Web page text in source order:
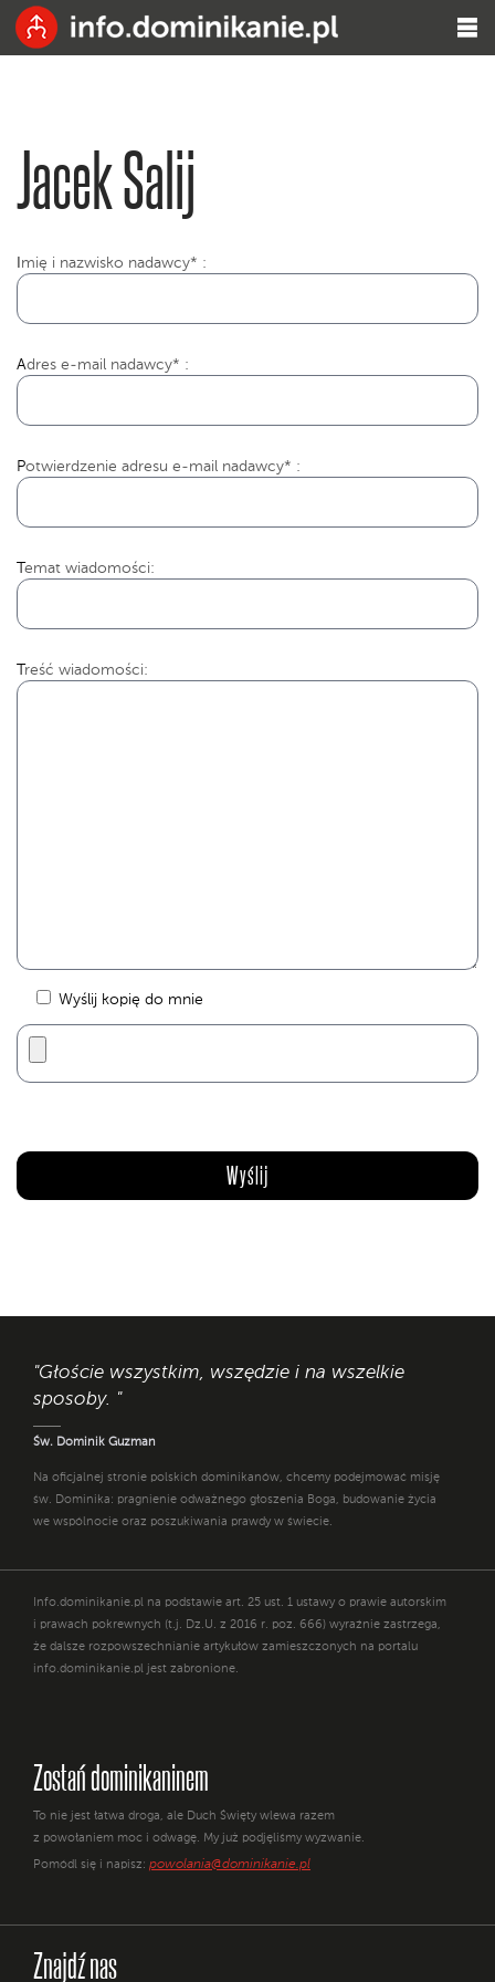
Jacek Salij
mię i nazwisko nadawcy* :
Adres e-mail nadawcy* :
Potwierdzenie adresu e-mail nadawcy* :
Temat wiadomości:
Treść wiadomości:
Wyślij kopię do mnie
"Głoście wszystkim, wszędzie i na wszelkie
sposoby. "
Św. Dominik Guzman
Na oficjalnej stronie polskich dominikanów, chcemy podejmować misję
św. Dominika: pragnienie odważnego głoszenia Boga, budowanie życia
we wspólnocie oraz poszukiwania prawdy w świecie.
Info.dominikanie.pl na podstawie art. 25 ust. 1 ustawy o prawie autorskim
i prawach pokrewnych (t.j. Dz.U. z 2016 r. poz. 666) wyraźnie zastrzega,
że dalsze rozpowszechnianie artykułów zamieszczonych na portalu
info.dominikanie.pl jest zabronione.
Zostań dominikaninem
To nie jest łatwa droga, ale Duch Święty wlewa razem
z powołaniem moc i odwagę. My już podjęliśmy wyzwanie.
Pomódl się i napisz: powolania@dominikanie.pl
Znajdź nas